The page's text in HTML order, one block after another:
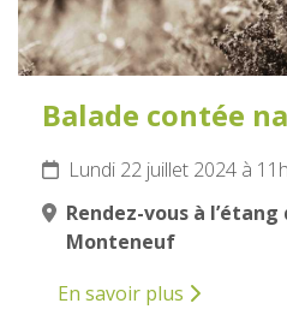
Balade contée
Lundi 22 juillet 2024 à
Rendez-vous à
Monteneuf
En savoir plus